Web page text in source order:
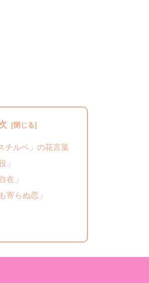
チルベ」の花言葉
」
在」
寄らぬ恋」